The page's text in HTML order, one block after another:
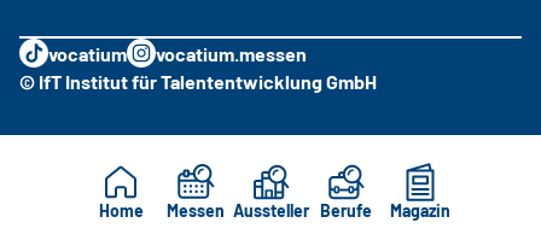
Home Messen Aussteller Berufe Magazin
vocatium
vocatium.messen
© IfT Institut für Talententwicklung GmbH